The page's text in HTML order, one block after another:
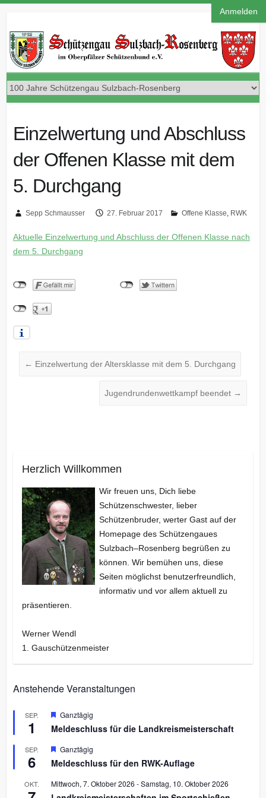
Anmelden
Einzelwertung und Abschluss
der Offenen Klasse mit dem
5. Durchgang
Sepp Schmausser 27. Februar 2017 Offene Klasse, RWK
Aktuelle Einzelwertung und Abschluss der Offenen Klasse nach
dem 5. Durchgang
← Einzelwertung der Altersklasse mit dem 5. Durchgang
Jugendrundenwettkampf beendet →
Herzlich Willkommen
Wir freuen uns, Dich liebe
Schützenschwester, lieber
Schützenbruder, werter Gast auf der
Homepage des Schützengaues
Sulzbach–Rosenberg begrüßen zu
können. Wir bemühen uns, diese
Seiten möglichst benutzerfreundlich,
informativ und vor allem aktuell zu
präsentieren.
Werner Wendl
1. Gauschützenmeister
Anstehende Veranstaltungen
SEP.
1
H
r
o
r
e
h
Ganztägig
Meldeschluss für die Landkreismeisterschaft
SEP.
6
H
r
o
r
Ganztägig
Meldeschluss für den RWK-Auflage
OKT. Mittwoch, 7. Oktober 2026 -Samstag, 10. Oktober 2026